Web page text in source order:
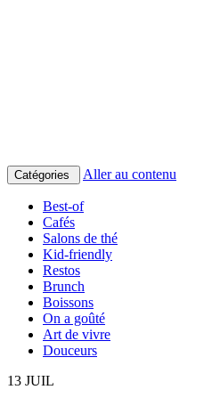
Catégories Aller au contenu
Best-of
Cafés
Salons de thé
Kid-friendly
Restos
Brunch
Boissons
On a goûté
Art de vivre
Douceurs
13 JUIL